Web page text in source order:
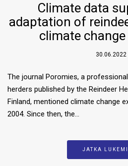
Climate data
adaptation of
climate
30.06.2022
The journal Poromies, a
herders published by the Reindeer
Finland, mentioned climate change
2004. Since then, the…
JATKA